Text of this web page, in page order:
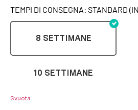
TEMPI DI CONSEGNA: STANDARD
8 SETTIMANE
10 SETTIMANE
Svuota